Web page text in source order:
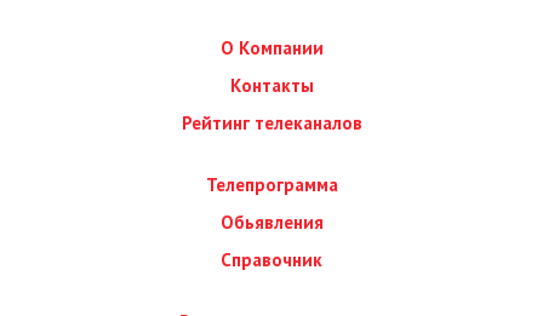
О Компании
Контакты
Рейтинг телеканалов
Телепрограмма
Обьявления
Справочник